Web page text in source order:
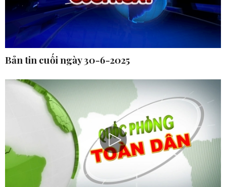
Bản tin cuối ngày 30-6-2025